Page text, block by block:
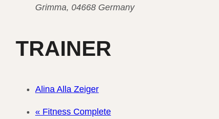
Grimma, 04668 Germany
TRAINER
Alina Alla Zeiger
« Fitness Complete